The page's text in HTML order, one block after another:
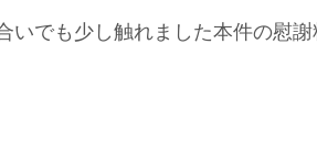
いでも少し触れました本件の慰